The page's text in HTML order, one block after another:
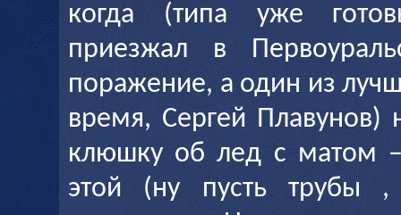
когда (типа уже
приезжал в
поражение, а один из
время, Сергей Плавунов)
клюшку об лед с матом
этой (ну пусть